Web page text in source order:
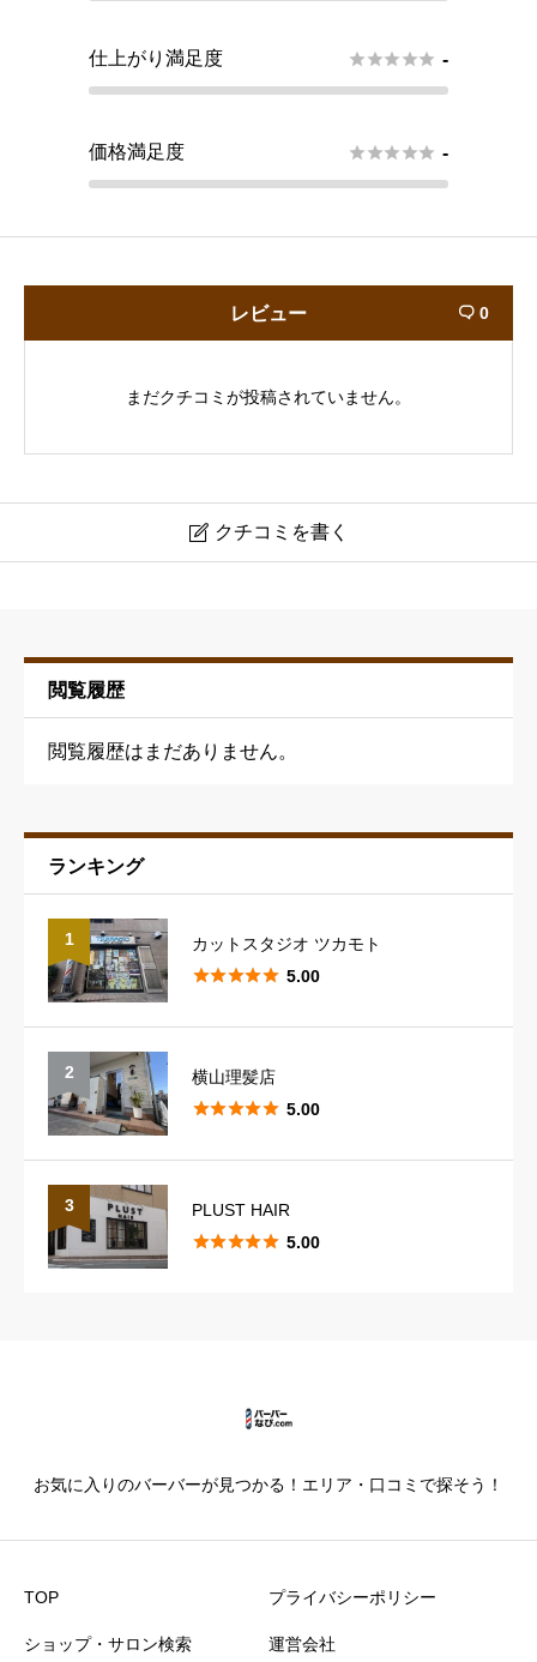
仕上がり満足度  -
価格満足度  -
レビュー  0
まだクチコミが投稿されていません。
 クチコミを書く
予約の取りやすさ
星の数をお選びください  
星の数をお選びください  
スタイリングのレパートリー
星の数をお選びください  

仕上がり満足度 必須
価格満足度
閲覧履歴
閲覧履歴はまだありません。
ランキング
1
カットスタジオ ツカモト
 5.00
2
横山理髪店
 5.00
3
PLUST HAIR
 5.00
お気に入りのバーバーが見つかる！エリア・口コミで探そう！
TOP
ショップ・サロン検索
プライバシーポリシー
運営会社